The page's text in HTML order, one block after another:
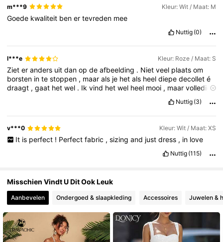
m***9 Kleur: Wit / Maat: M
Goede kwaliteit benertevreden mee
Nuttig (0)
l***e Kleur: Roze / Maat: S
Zieteranders uitdanopdeafbeelding . Nietveel plaatsom
borsten intestoppen , maarals je hetals heeldiepedecolleté
draagt ,gaat hetwel . Ikvind hetwel heel mooi , maarvolledig
Nuttig (3)
v***0 Kleur: Wit / Maat: XS
It is perfect ! Perfect fabric , sizing and just dress , in love
Nuttig (115)
Misschien Vindt U Dit Ook Leuk
Aanbevelen Ondergoed & slaapkleding Accessoires Juwelen &